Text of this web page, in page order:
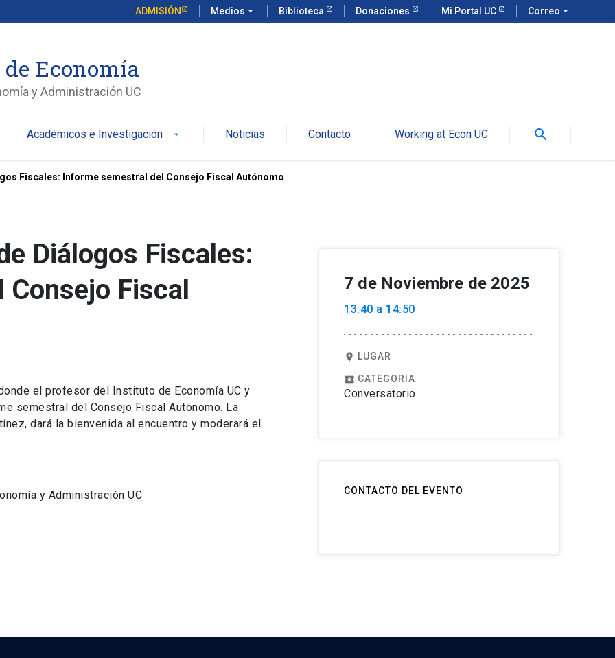
ADMISIÓN Medios arrow_drop_down Biblioteca Donaciones Mi Portal UC Correo arrow_drop_down
Economía
y Administración UC
Académicos e Investigación arrow_drop_down Noticias Contacto Working at Econ UC search
Fiscales: Informe semestral del Consejo Fiscal Autónomo
Diálogos Fiscales:
Fiscal
el profesor del Instituto de Economía UC y
semestral del Consejo Fiscal Autónomo. La
dará la bienvenida al encuentro y moderará el
y Administración UC
7 de Noviembre de 2025
13:40 a 14:50
location_on LUGAR
local_play CATEGORIA
Conversatorio
CONTACTO DEL EVENTO